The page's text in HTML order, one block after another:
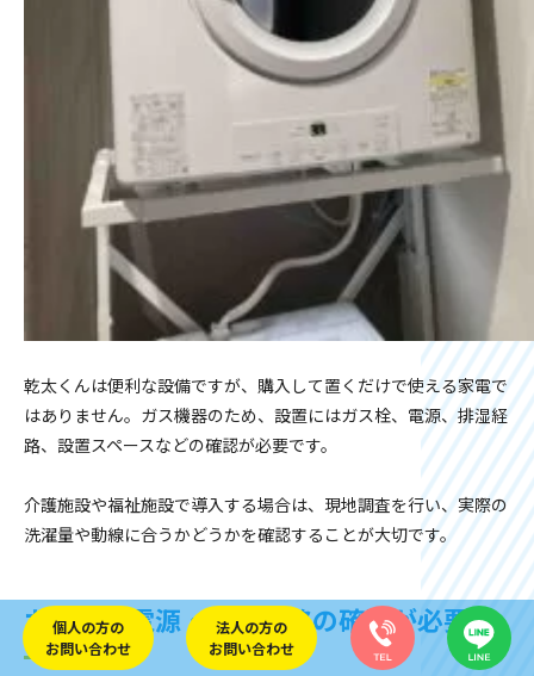
乾太くんは便利な設備ですが、購入して置くだけで使える家電で
はありません。ガス機器のため、設置にはガス栓、電源、排湿経
路、設置スペースなどの確認が必要です。
介護施設や福祉施設で導入する場合は、現地調査を行い、実際の
洗濯量や動線に合うかどうかを確認することが大切です。
ガス栓・電源・排湿経路の確認が必要
個人の方の
お問い合わせ
法人の方の
お問い合わせ